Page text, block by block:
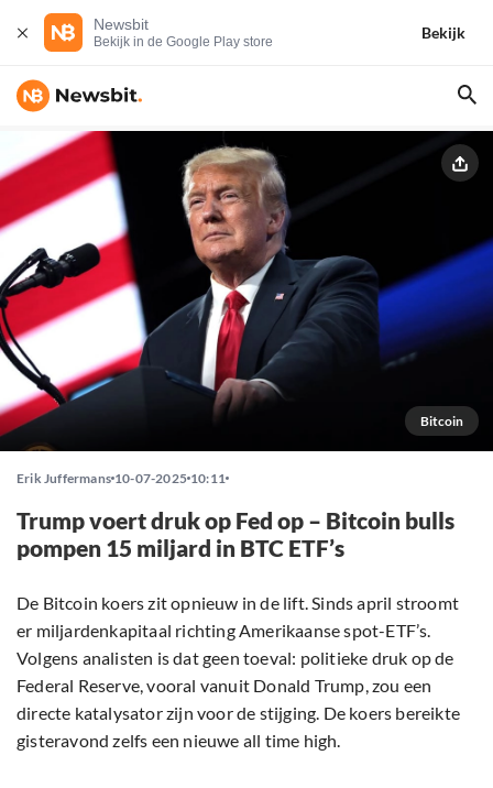
Newsbit
Bekijk in de Google Play store
Bekijk
Bitcoin
Erik Juffermans 10-07-2025 10:11
Trump voert druk op Fed op – Bitcoin bulls
pompen 15 miljard in BTC ETF’s
De Bitcoin koers zit opnieuw in de lift. Sinds april stroomt
er miljardenkapitaal richting Amerikaanse spot-ETF’s.
Volgens analisten is dat geen toeval: politieke druk op de
Federal Reserve, vooral vanuit Donald Trump, zou een
directe katalysator zijn voor de stijging. De koers bereikte
gisteravond zelfs een nieuwe all time high.